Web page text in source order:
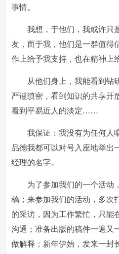
事情。
我想，于他们，我或许只
友，而于我，他们是一群值得
作上给予我支持，也在精神上
从他们身上，我能看到钻
严谨缜密，看到知识的共享开
看到平易近人的淡定……
我保证：我没有为任何人
品德我都可以对号入座地举出
经理的名字。
为了参加我们的一个活动
稿；来参加我们的活动，多次
的采访，因为工作繁忙，只能
沟通；准备出版的稿件一遍又
做解释；新年伊始，发来一封